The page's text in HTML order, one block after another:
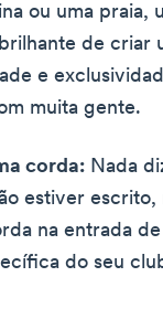
ou uma praia,
de criar
e
muita gente.
corda: Nada
estiver escrito,
na entrada
do seu